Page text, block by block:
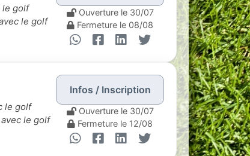
le golf
le golf
Ouverture le 30/07
Fermeture le 08/08
le golf
le golf
Infos / Inscription
Ouverture le 30/07
Fermeture le 12/08